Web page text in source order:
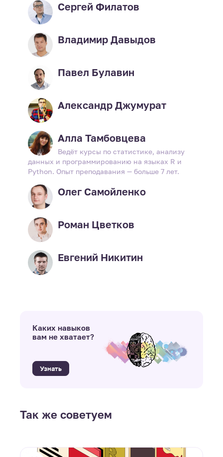
Сергей Филатов
Владимир Давыдов
Павел Булавин
Александр Джумурат
Алла Тамбовцева
Ведёт курсы по статистике, анализу
данных и программированию на языках R и
Python. Опыт преподавания — больше 7 лет.
Олег Самойленко
Роман Цветков
Евгений Никитин
Каких навыков
вам не хватает?
Узнать
Так же советуем